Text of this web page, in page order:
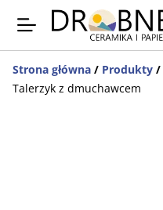
Strona główna / Produkty /
Talerzyk z dmuchawcem